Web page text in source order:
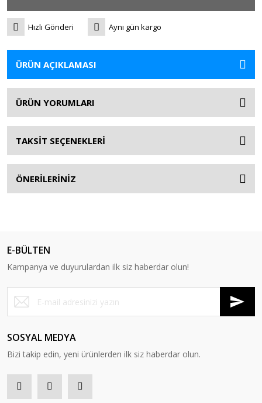
Hızlı Gönderi Aynı gün kargo
ÜRÜN AÇIKLAMASI
ÜRÜN YORUMLARI
TAKSİT SEÇENEKLERİ
ÖNERİLERİNİZ
E-BÜLTEN
Kampanya ve duyurulardan ilk siz haberdar olun!
SOSYAL MEDYA
Bizi takip edin, yeni ürünlerden ilk siz haberdar olun.